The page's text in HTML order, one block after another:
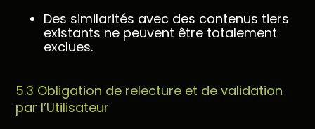
Des similarités avec des contenus tiers
existants ne peuvent être totalement
exclues.
5.3 Obligation de relecture et de validation
par l’Utilisateur